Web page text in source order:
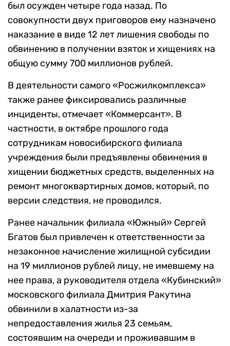
был осужден четыре года назад. По
совокупности двух приговоров ему назначено
наказание в виде 12 лет лишения свободы по
обвинению в получении взяток и хищениях на
общую сумму 700 миллионов рублей.
В деятельности самого «Росжилкомплекса»
также ранее фиксировались различные
инциденты, отмечает «Коммерсант». В
частности, в октябре прошлого года
сотрудникам новосибирского филиала
учреждения были предъявлены обвинения в
хищении бюджетных средств, выделенных на
ремонт многоквартирных домов, который, по
версии следствия, не проводился.
Ранее начальник филиала «Южный» Сергей
Бгатов был привлечен к ответственности за
незаконное начисление жилищной субсидии
на 19 миллионов рублей лицу, не имевшему на
нее права, а руководителя отдела «Кубинский»
московского филиала Дмитрия Ракутина
обвинили в халатности из-за
непредоставления жилья 23 семьям,
состоявшим на очереди и проживавшим в